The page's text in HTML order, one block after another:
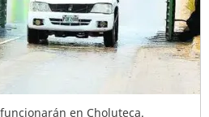
en Choluteca.